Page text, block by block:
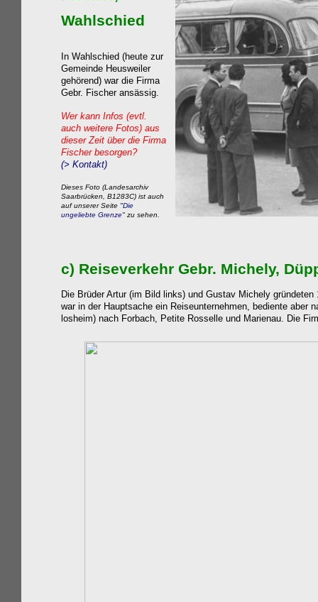
Wahlschied
In Wahlschied (heute zur
Gemeinde Heusweiler
gehörend) war die Firma
Gebr. Fischer ansässig.
Wer kann Infos (evtl.
auch weitere Fotos) aus
dieser Zeit über die Firma
Fischer besorgen?
(> Kontakt)
Dieses Foto (Landesarchiv
Saarbrücken, B1283C) ist auch
auf unserer Seite "Die
ungeliebte Grenze" zu sehen.
c) Reiseverkehr Gebr. Michely,
Die Brüder Artur (im Bild links) und Gustav Michely
war in der Hauptsache ein Reiseunternehmen, bediente aber
losheim) nach Forbach, Petite Rosselle und Marienau. Die